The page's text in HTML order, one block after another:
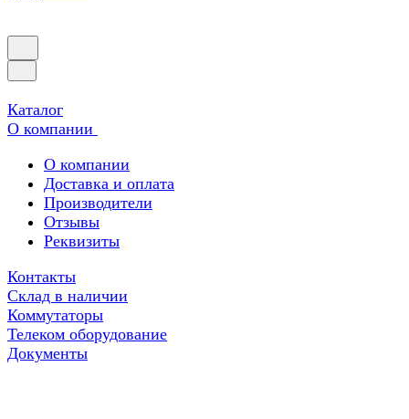
Каталог
О компании
О компании
Доставка и оплата
Производители
Отзывы
Реквизиты
Контакты
Склад в наличии
Коммутаторы
Телеком оборудование
Документы